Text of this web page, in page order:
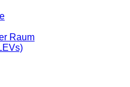
Raum